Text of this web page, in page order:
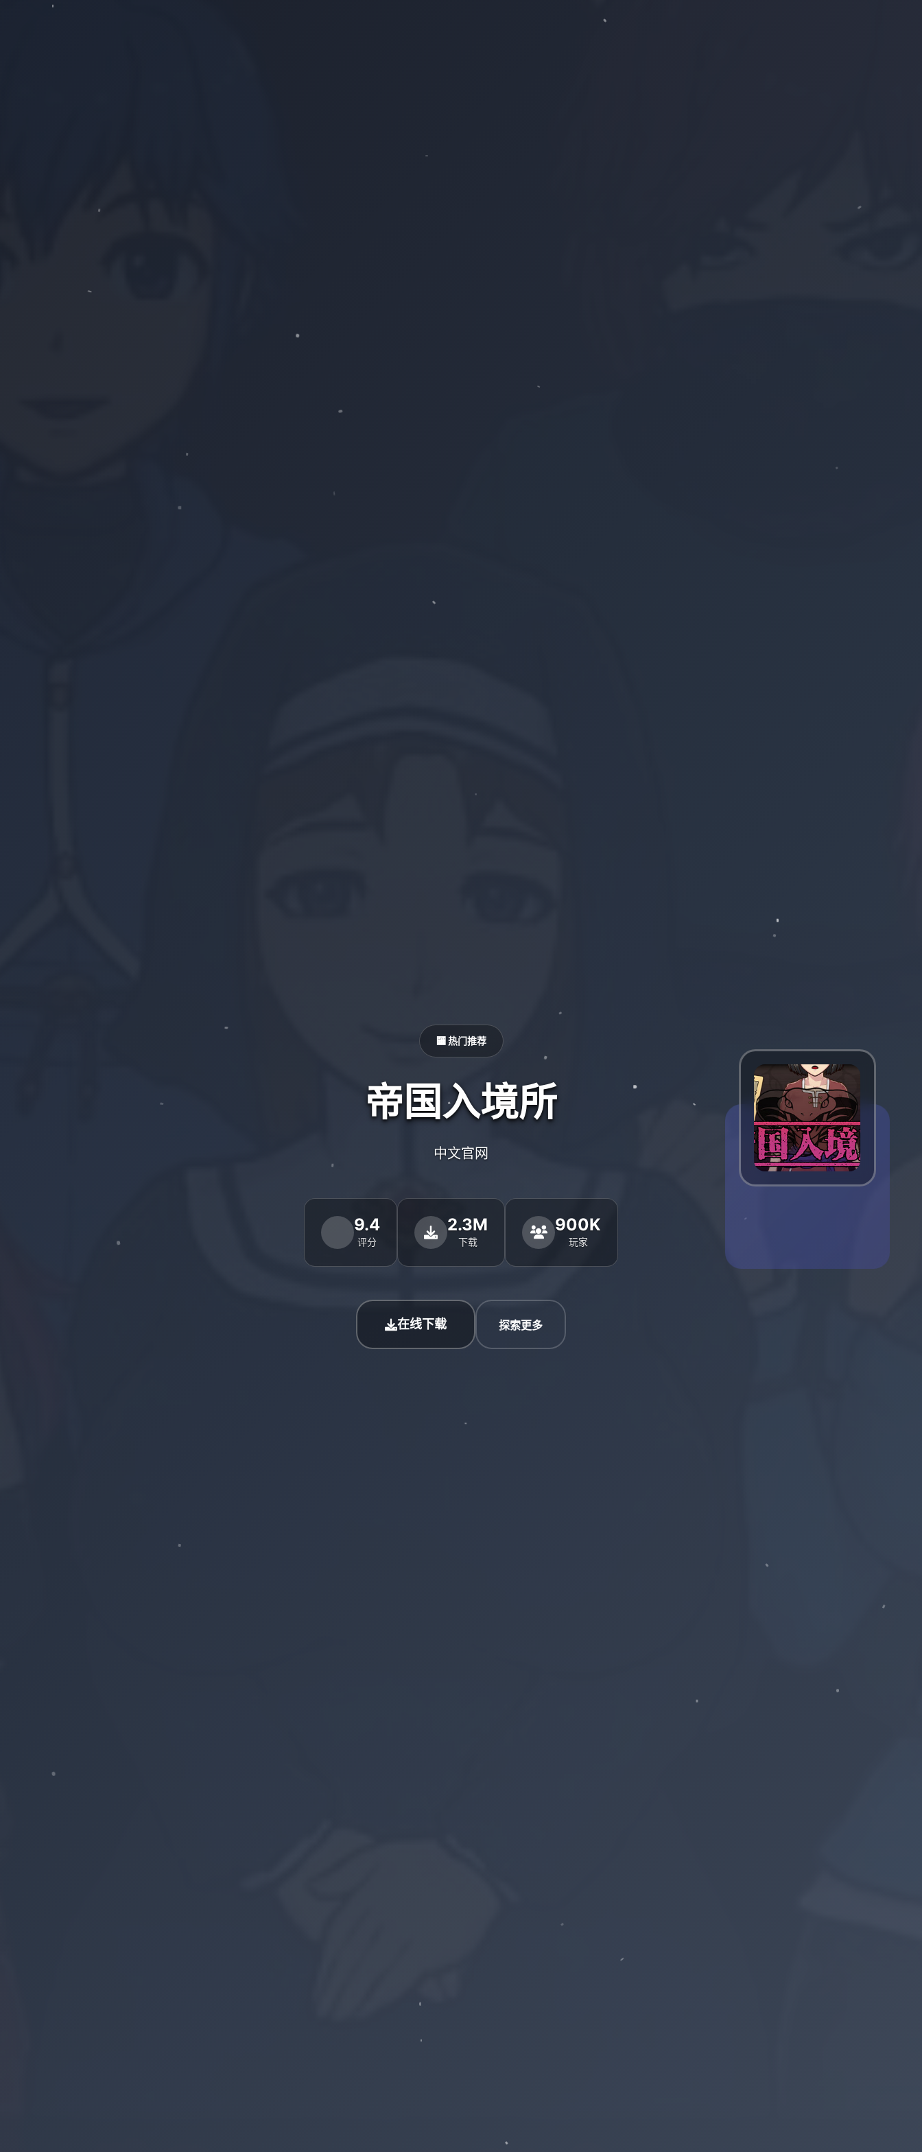
🏧 热门推荐
帝国入境所
中文官网
9.4
评分
2.3M
下载
900K
玩家
在线下载 探索更多